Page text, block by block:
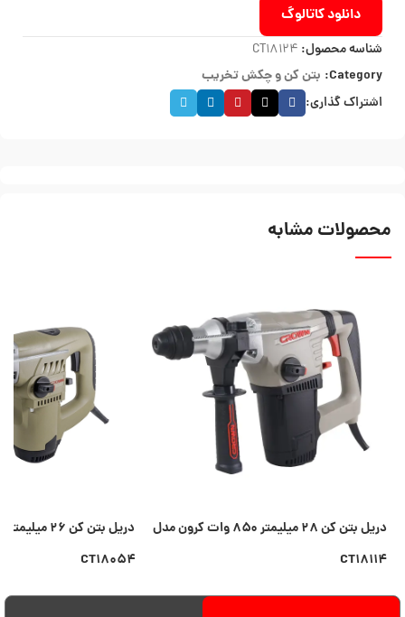
دانلود کاتالوگ
شناسه محصول: CT18124
Category: بتن کن و چکش تخریب
اشتراک گذاری:
محصولات مشابه
دریل بتن کن ۲۸ میلیمتر ۸۵۰ وات کرون مدل
CT۱۸۱۱۴
CT۱۸۰۵۴